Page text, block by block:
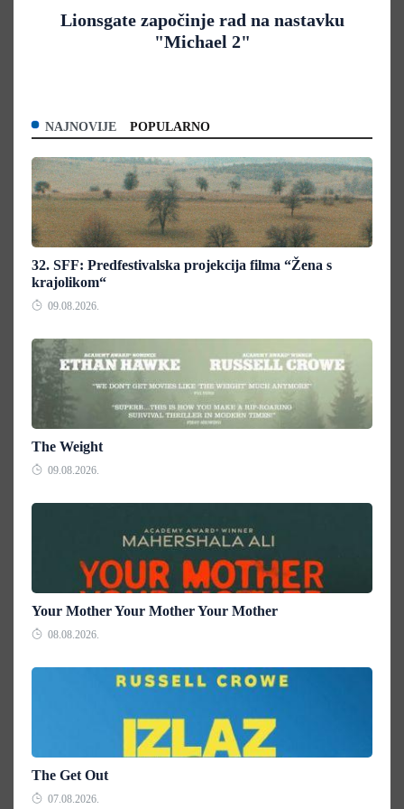
Lionsgate započinje rad na nastavku
"Michael 2"
NAJNOVIJE POPULARNO
32. SFF: Predfestivalska projekcija filma “Žena s
krajolikom“
09.08.2026.
The Weight
09.08.2026.
Your Mother Your Mother Your Mother
08.08.2026.
The Get Out
07.08.2026.